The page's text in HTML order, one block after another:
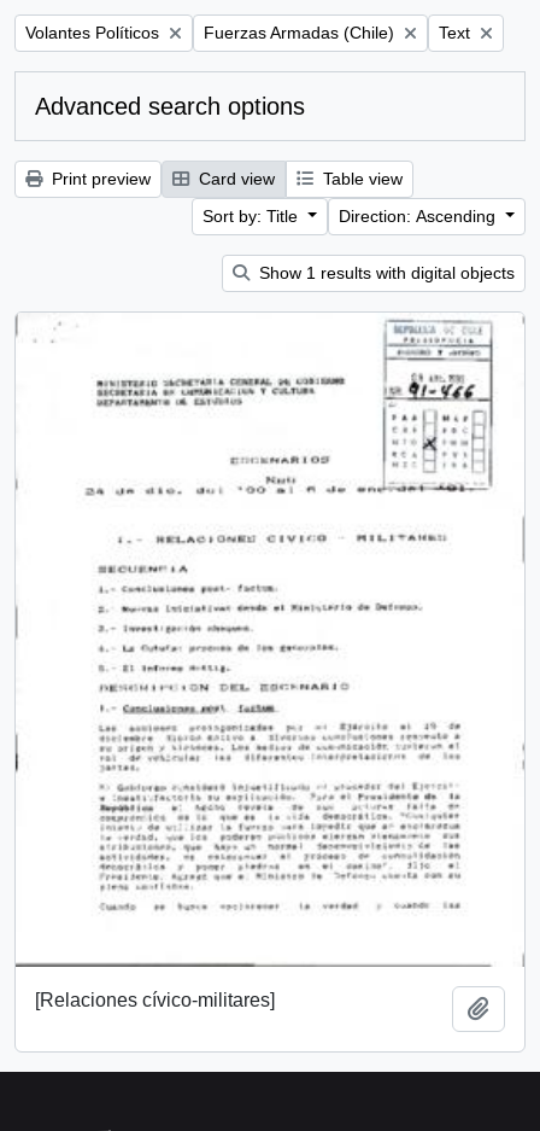
Remove filter:
Volantes Políticos Remove filter:
Fuerzas Armadas (Chile) Remove
Text
Advanced search options
Print preview Card view
Table view
Sort by: Title
Direction: Ascending
Show 1 results with digital objects
[Relaciones cívico-militares]